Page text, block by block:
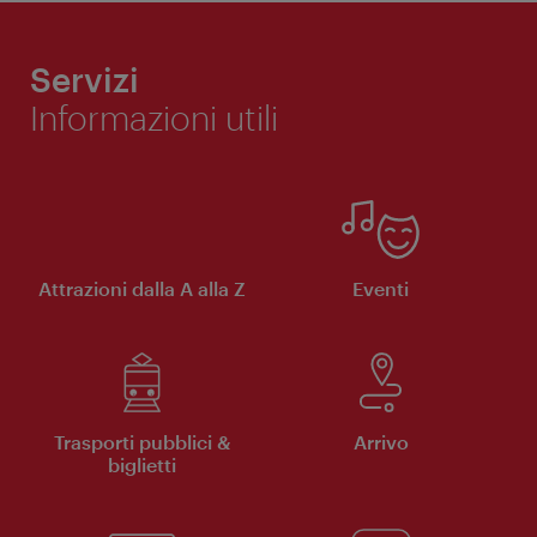
Servizi
Informazioni utili
Attrazioni dalla A alla Z Eventi
Trasporti pubblici &
biglietti
Arrivo